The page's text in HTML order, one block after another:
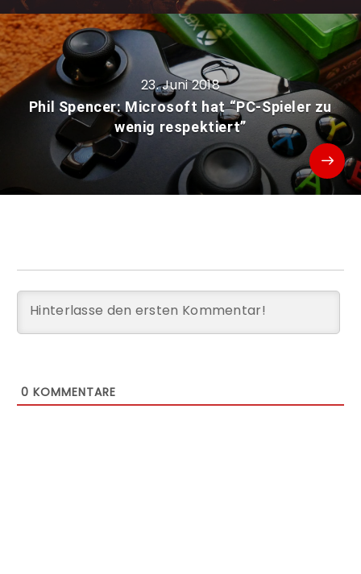
23. Juni 2018
Phil Spencer: Microsoft hat “PC-Spieler zu
wenig respektiert”
0 KOMMENTARE